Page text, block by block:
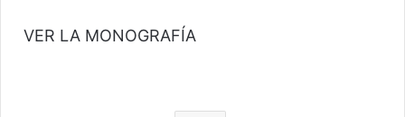
VER LA MONOGRAFÍA